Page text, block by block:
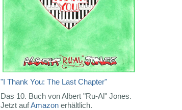
"I Thank You: The Last Chapter"
Das 10. Buch von Albert "Ru-Al" Jones.
Jetzt aufAmazon erhältlich.